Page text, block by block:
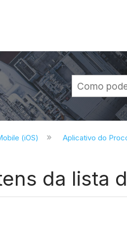
hierarquia global
(iOS) Aplicativo do
da lista